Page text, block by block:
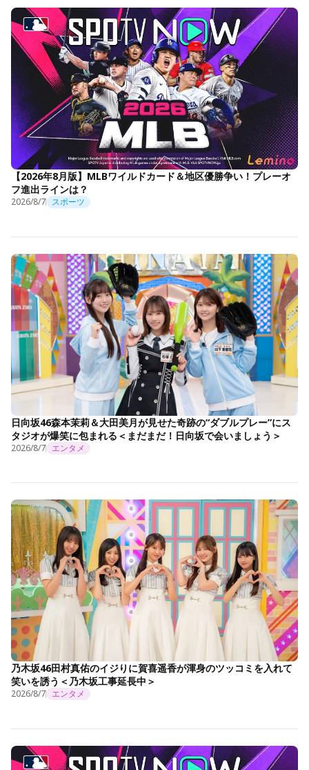
【2026年8月版】MLBワイルドカード＆地区優勝争い！プレーオ
フ進出ラインは？
2026/8/7 スポーツ
日向坂46森本茉莉＆大田美月が見せた奇跡の“ダブルプレー”にス
タジオが爆笑に包まれる＜まだまだ！日向坂で会いましょう＞
2026/8/7 エンタメ
乃木坂46田村真佑のイジりに賀喜遥香が渾身のツッコミを入れて
笑いを誘う＜乃木坂工事延長中＞
2026/8/7 エンタメ